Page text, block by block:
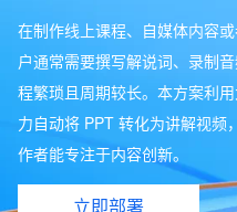
在制作线上课程、自媒体内容
户通常需要撰写解说词、录制
程繁琐且周期较长。本方案利
力自动将 PPT 转化为讲解视频
作者能专注于内容创新。
立即部署